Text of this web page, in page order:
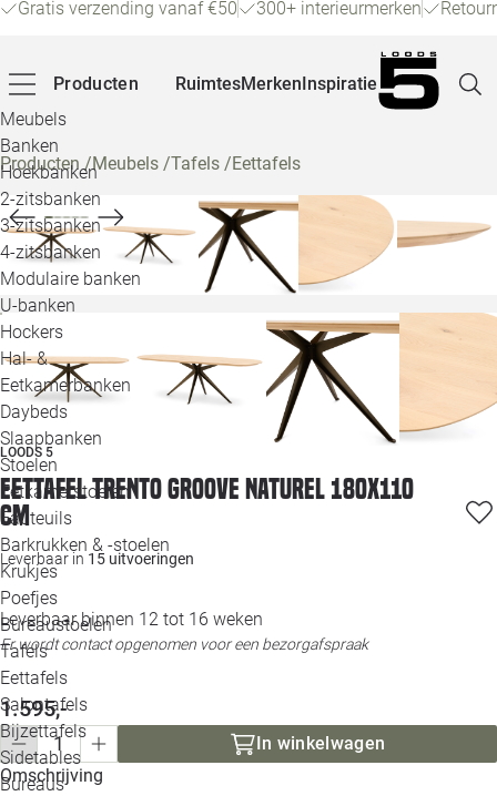
Gratis verzending vanaf €50 300+ interieurmerken
Producten
Meubels
Banken
Hoekbanken
2-zitsbanken
3-zitsbanken
4-zitsbanken
Modulaire banken
U-banken
Hockers
Hal- &
Eetkamerbanken
Daybeds
Slaapbanken
Stoelen
Eetkamerstoelen
Fauteuils
Barkrukken & -stoelen
Krukjes
Poefjes
Bureaustoelen
Tafels
Eettafels
Salontafels
Bijzettafels
Sidetables
Bureaus
RuimtesMerkenInspiratie
Producten/Meubels /Tafels /Eettafels
LOODS 5
Eettafel Trento groove naturel 180x110
cm
Leverbaar in 15 uitvoeringen
Leverbaar binnen 12 tot 16 weken
Er wordt contact opgenomen voor een bezorgafspraak
1.595,-
In winkelwagen
Omschrijving